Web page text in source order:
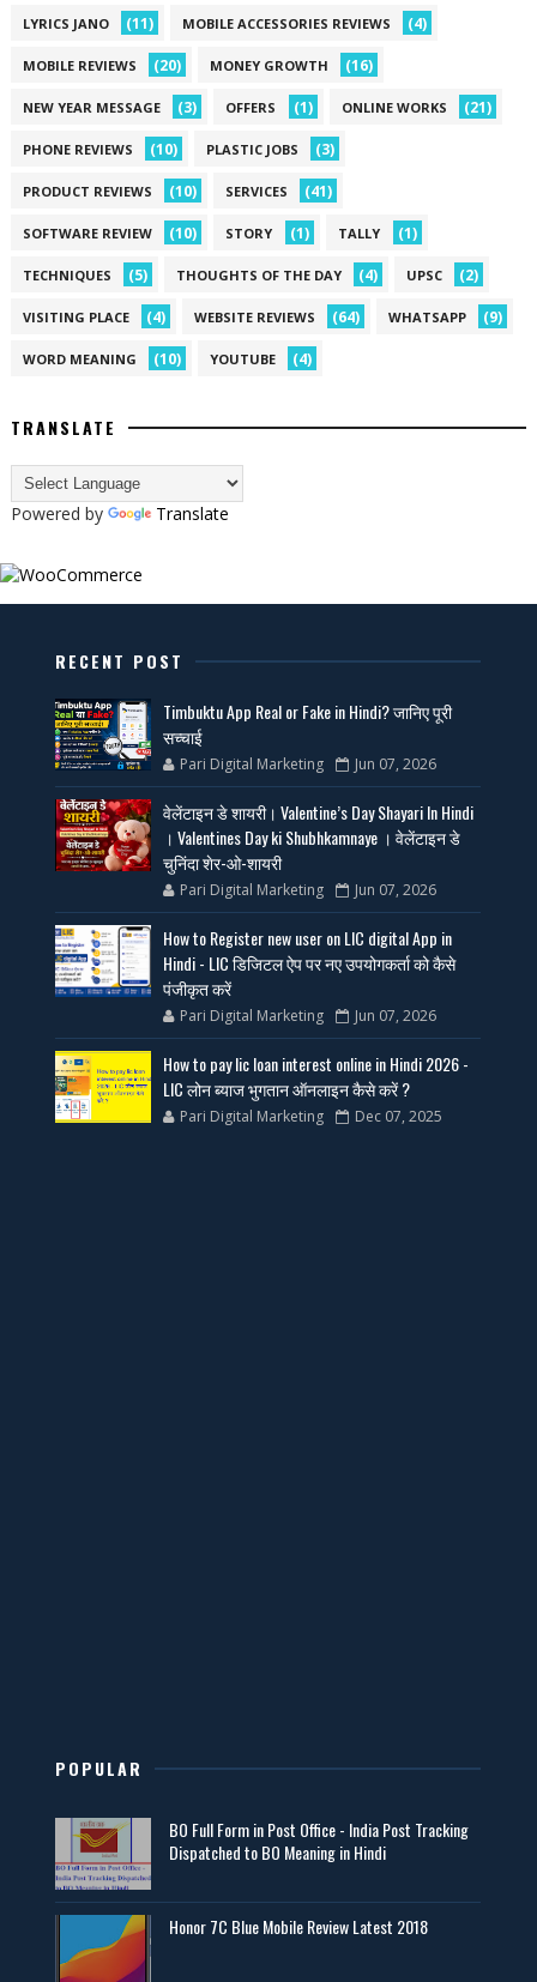
LYRICS JANO (11) MOBILE ACCESSORIES REVIEWS (4)
MOBILE REVIEWS (20) MONEY GROWTH (16)
NEW YEAR MESSAGE (3) OFFERS (1) ONLINE WORKS (21)
PHONE REVIEWS (10) PLASTIC JOBS (3)
PRODUCT REVIEWS (10) SERVICES (41)
SOFTWARE REVIEW (10) STORY (1) TALLY (1)
TECHNIQUES (5) THOUGHTS OF THE DAY (4) UPSC (2)
VISITING PLACE (4) WEBSITE REVIEWS (64) WHATSAPP (9)
WORD MEANING (10) YOUTUBE (4)
TRANSLATE
Powered by Translate
RECENT POST
Timbuktu App Real or Fake in Hindi? जानिए पूरी
सच्चाई
Pari Digital Marketing Jun 07, 2026
वेलेंटाइन डे शायरी। Valentine’s Day Shayari In Hindi
। Valentines Day ki Shubhkamnaye । वेलेंटाइन डे
चुनिंदा शेर-ओ-शायरी
Pari Digital Marketing Jun 07, 2026
How to Register new user on LIC digital App in
Hindi - LIC डिजिटल ऐप पर नए उपयोगकर्ता को कैसे
पंजीकृत करें
Pari Digital Marketing Jun 07, 2026
How to pay lic loan interest online in Hindi 2026 -
LIC लोन ब्याज भुगतान ऑनलाइन कैसे करें ?
Pari Digital Marketing Dec 07, 2025
POPULAR
BO Full Form in Post Office - India Post Tracking
Dispatched to BO Meaning in Hindi
Honor 7C Blue Mobile Review Latest 2018